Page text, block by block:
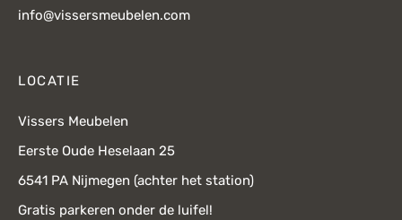
info@vissersmeubelen.com
LOCATIE
Vissers Meubelen
Eerste Oude Heselaan 25
6541 PA Nijmegen (achter het station)
Gratis parkeren onder de luifel!